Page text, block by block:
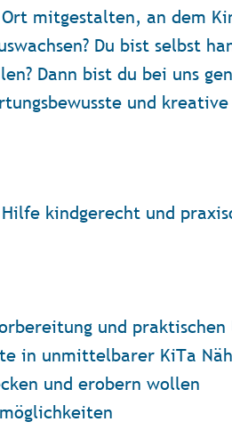
mitgestalten, an dem
Du bist selbst
Dann bist du bei uns
und
kindgerecht und
und praktischen
in unmittelbarer KiTa
und erobern wollen